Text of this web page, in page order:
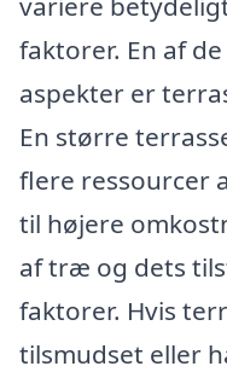
faktorer. En af
aspekter er
En større
flere ressourcer
til højere
af træ og dets
faktorer. Hvis
tilsmudset eller